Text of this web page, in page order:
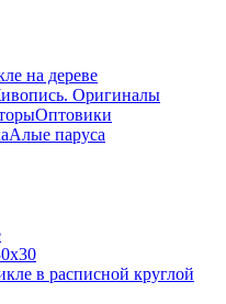
на дереве
Оригиналы
Оптовики
Алые паруса
в расписной круглой